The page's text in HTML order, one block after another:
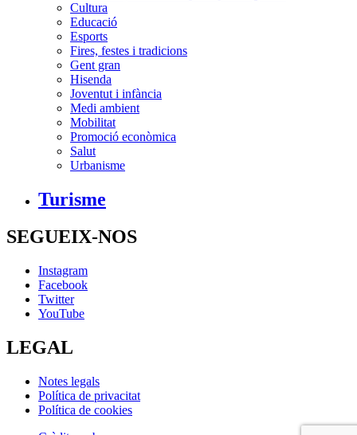
Cultura
Educació
Esports
Fires, festes i tradicions
Gent gran
Hisenda
Joventut i infància
Medi ambient
Mobilitat
Promoció econòmica
Salut
Urbanisme
Turisme
SEGUEIX-NOS
Instagram
Facebook
Twitter
YouTube
LEGAL
Notes legals
Política de privacitat
Política de cookies